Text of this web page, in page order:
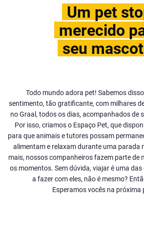
Um pet
merecido
seu
Todo mundo adora pet! Sabemos
sentimento, tão gratificante, com milhares
no Graal, todos os dias, acompanhados de
Por isso, criamos o Espaço Pet, que
para que animais e tutores possam
alimentam e relaxam durante uma parada
mais, nossos companheiros fazem parte de
os momentos. Sem dúvida, viajar é uma
a fazer com eles, não é mesmo?
Esperamos vocês na próxima